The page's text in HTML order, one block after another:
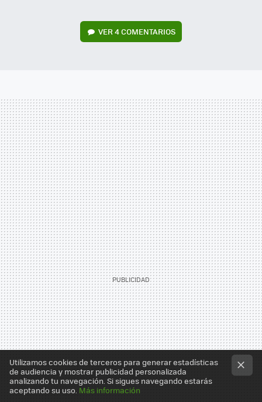
VER4 COMENTARIOS
Utilizamos cookies de terceros para generar estadísticas
de audiencia y mostrar publicidad personalizada
analizando tu navegación. Si sigues navegando estarás
aceptando su uso. Más información